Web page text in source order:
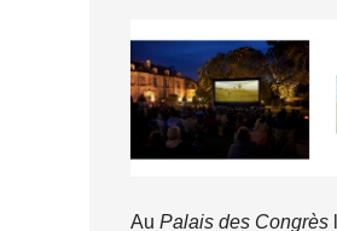
Au Palais des Congrès